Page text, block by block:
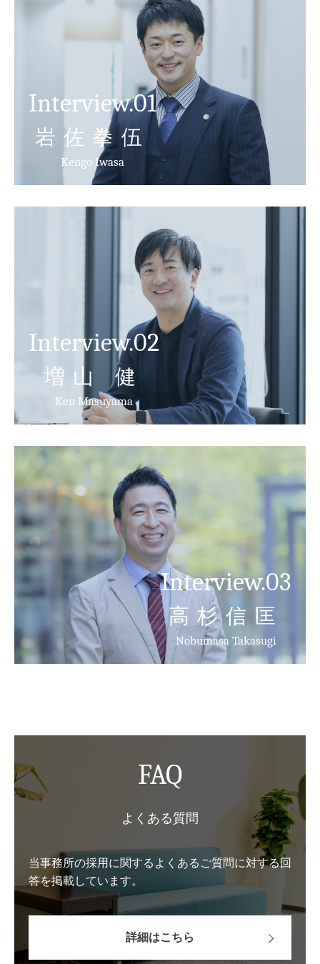
Interview.01
岩佐拳伍
Kengo Iwasa
Interview.02
増山 健
Ken Masuyama
Interview.03
高杉信匡
Nobumasa Takasugi
FAQ
よくある質問
当事務所の採用に関するよくあるご質問に対する回
答を掲載しています。
詳細はこちら